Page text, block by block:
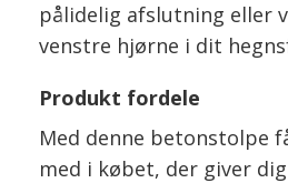
pålidelig afslutning eller
venstre hjørne i dit
Produkt fordele
Med denne betonstolpe
med i købet, der giver